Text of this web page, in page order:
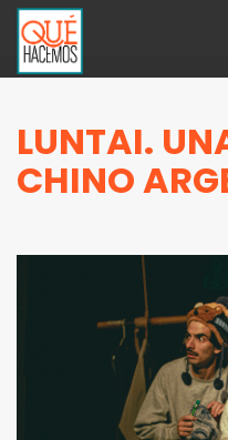
LUNTAI.
CHINO